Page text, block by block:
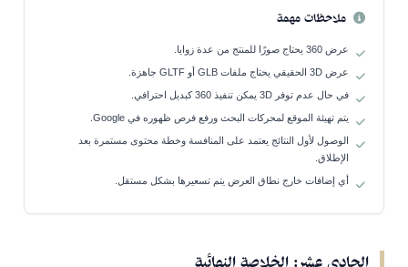
ملاحظات مهمة
عرض 360 يحتاج صورًا للمنتج من عدة زوايا.
عرض 3D الحقيقي يحتاج ملفات GLB أو GLTF جاهزة.
في حال عدم توفر 3D يمكن تنفيذ 360 كبديل احترافي.
يتم تهيئة الموقع لمحركات البحث ورفع فرص ظهوره في Google.
الوصول لأول النتائج يعتمد على المنافسة وخطة محتوى مستمرة بعد
الإطلاق.
أي إضافات خارج نطاق العرض يتم تسعيرها بشكل مستقل.
الحادي عشر: الخلاصة النهائية